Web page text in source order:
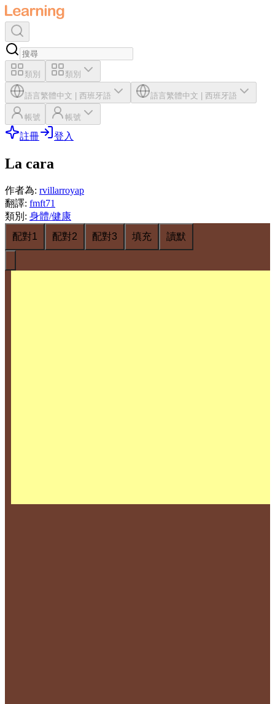
類別 類別
語言繁體中文 西班牙語 語言繁體中文 西班牙語
帳號 帳號
註冊 登入
La cara
作者為: rvillarroyap
翻譯: fmft71
類別 : 身體/健康
配對1
配對2 配對3 填充 讀默